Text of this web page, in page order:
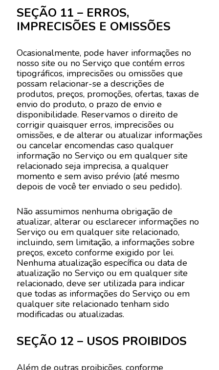
SEÇÃO 11 – ERROS,
IMPRECISÕES E OMISSÕES
Ocasionalmente, pode haver informações no
nosso site ou no Serviço que contém erros
tipográficos, imprecisões ou omissões que
possam relacionar-se a descrições de
produtos, preços, promoções, ofertas, taxas de
envio do produto, o prazo de envio e
disponibilidade. Reservamos o direito de
corrigir quaisquer erros, imprecisões ou
omissões, e de alterar ou atualizar informações
ou cancelar encomendas caso qualquer
informação no Serviço ou em qualquer site
relacionado seja imprecisa, a qualquer
momento e sem aviso prévio (até mesmo
depois de você ter enviado o seu pedido).
Não assumimos nenhuma obrigação de
atualizar, alterar ou esclarecer informações no
Serviço ou em qualquer site relacionado,
incluindo, sem limitação, a informações sobre
preços, exceto conforme exigido por lei.
Nenhuma atualização específica ou data de
atualização no Serviço ou em qualquer site
relacionado, deve ser utilizada para indicar
que todas as informações do Serviço ou em
qualquer site relacionado tenham sido
modificadas ou atualizadas.
SEÇÃO 12 – USOS PROIBIDOS
Além de outras proibições, conforme